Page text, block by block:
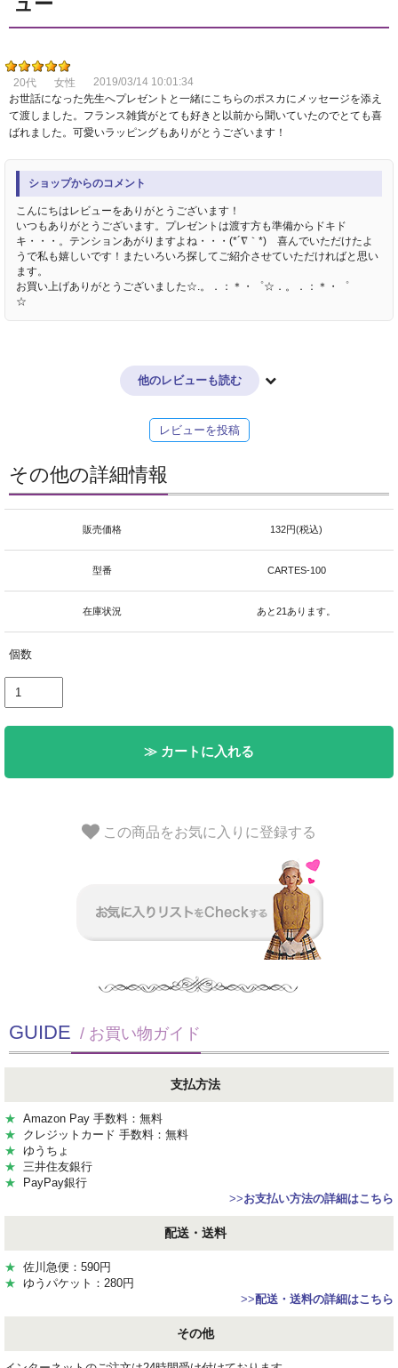
20代 女性
2019/03/14 10:01:34
お世話になった先生へプレゼントと一緒にこちらのポスカにメッセージを添え
て渡しました。フランス雑貨がとても好きと以前から聞いていたのでとても喜
ばれました。可愛いラッピングもありがとうございます！
ショップからのコメント
こんにちはレビューをありがとうございます！
いつもありがとうございます。プレゼントは渡す方も準備からドキド
キ・・・。テンションあがりますよね・・・(*´∇｀*) 喜んでいただけたよ
うで私も嬉しいです！またいろいろ探してご紹介させていただければと思い
ます。
お買い上げありがとうございました☆.。．：＊・゜☆．。．：＊・゜
☆
他のレビューも読む
レビューを投稿
その他の詳細情報
販売価格 132円(税込)
型番 CARTES-100
在庫状況 あと21あります。
個数
≫ カートに入れる
この商品をお気に入りに登録する
GUIDE / お買い物ガイド
支払方法
★ Amazon Pay 手数料：無料
★ クレジットカード 手数料：無料
★ ゆうちょ
★ 三井住友銀行
★ PayPay銀行
>>お支払い方法の詳細はこちら
配送・送料
★ 佐川急便：590円
★ ゆうパケット：280円
>>配送・送料の詳細はこちら
その他